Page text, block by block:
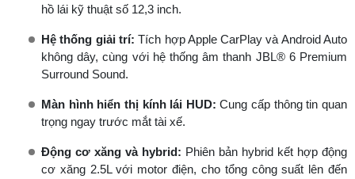
hồ lái kỹ thuật số 12,3 inch.
Hệ thống giải trí: Tích hợp Apple CarPlay và Android Auto
không dây, cùng với hệ thống âm thanh JBL® 6 Premium
Surround Sound.
Màn hình hiển thị kính lái HUD: Cung cấp thông tin quan
trọng ngay trước mắt tài xế.
Động cơ xăng và hybrid: Phiên bản hybrid kết hợp động
cơ xăng 2.5L với motor điện, cho tổng công suất lên đến